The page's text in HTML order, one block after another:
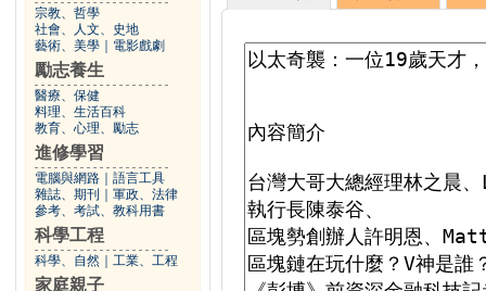
宗教、哲學
社會、人文、史地
藝術、美學
電影戲劇
勵志養生
醫療、保健
料理、生活百科
教育、心理、勵志
進修學習
電腦與網路
語言工具
雜誌、期刊
軍政、法律
參考、考試、教科用書
科學工程
科學、自然 工業、工程
家庭親子